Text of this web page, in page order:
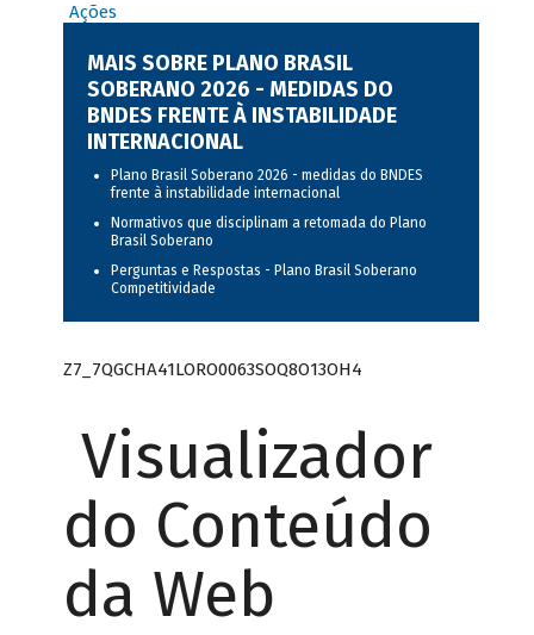
Ações
MAIS SOBRE PLANO BRASIL
SOBERANO 2026 - MEDIDAS DO
BNDES FRENTE À INSTABILIDADE
INTERNACIONAL
Plano Brasil Soberano 2026 - medidas do BNDES
frente à instabilidade internacional
Normativos que disciplinam a retomada do Plano
Brasil Soberano
Perguntas e Respostas - Plano Brasil Soberano
Competitividade
Z7_7QGCHA41LORO0063SOQ8O13OH4
Visualizador
do Conteúdo
da Web